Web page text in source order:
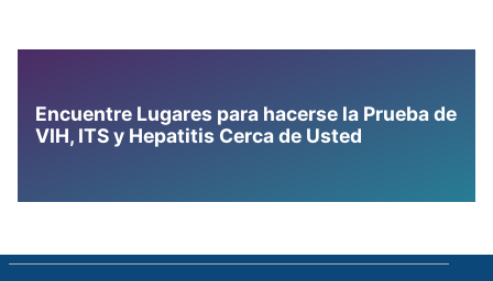
Encuentre Lugares para hacerse la Prueba de
VIH, ITS y Hepatitis Cerca de Usted